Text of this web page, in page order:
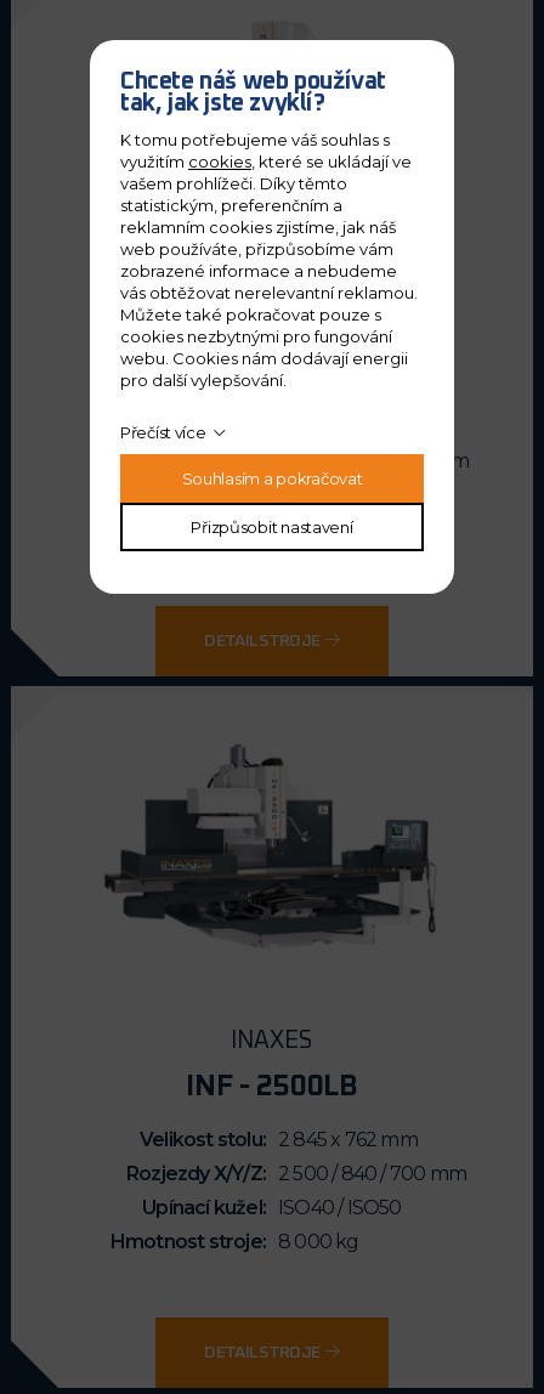
INAXES
INF - 2000B
Velikost stolu
Rozjezdy X/Y/Z
2 000 / 840 / 700 mm
ISO40 / ISO50
Hmotnost stroje
7 500 kg
DETAIL STROJE
INAXES
INF - 2500LB
Velikost stolu
2 845 x 762 mm
Rozjezdy X/Y/Z
2 500 / 840 / 700 mm
Upínací kužel
ISO40 / ISO50
Hmotnost stroje
8 000 kg
DETAIL STROJE
Chcete náš web používat
tak, jak jste zvyklí?
K tomu potřebujeme váš souhlas s
využitím cookies , které se ukládají ve
vašem prohlížeči. Díky těmto
statistickým, preferenčním a
reklamním cookies zjistíme, jak náš
web používáte, přizpůsobíme vám
zobrazené informace a nebudeme
vás obtěžovat nerelevantní reklamou.
Můžete také pokračovat pouze s
cookies nezbytnými pro fungování
webu. Cookies nám dodávají energii
pro další vylepšování.
Přečíst více
Souhlasím a pokračovat
Přizpůsobit nastavení